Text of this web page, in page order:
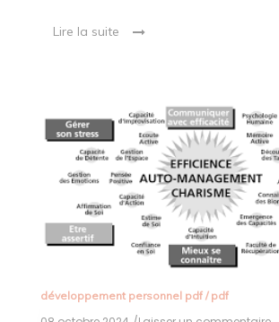
Lire la suite
développement personnel pdf/ pdf